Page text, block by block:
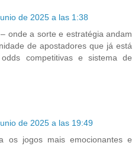
de 2025 a las 1:38
– onde a sorte e estratégia andam
de apostadores que já está
competitivas e sistema de
de 2025 a las 19:49
os jogos mais emocionantes e